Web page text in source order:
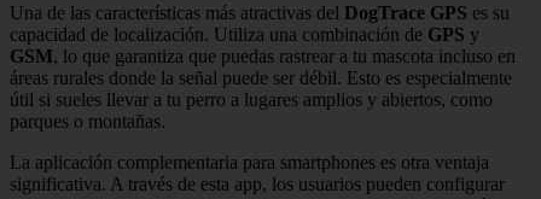
Una de las características más atractivas del DogTrace GPS es su
capacidad de localización. Utiliza una combinación de GPS y
GSM, lo que garantiza que puedas rastrear a tu mascota incluso en
áreas rurales donde la señal puede ser débil. Esto es especialmente
útil si sueles llevar a tu perro a lugares amplios y abiertos, como
parques o montañas.
La aplicación complementaria para smartphones es otra ventaja
significativa. A través de esta app, los usuarios pueden configurar